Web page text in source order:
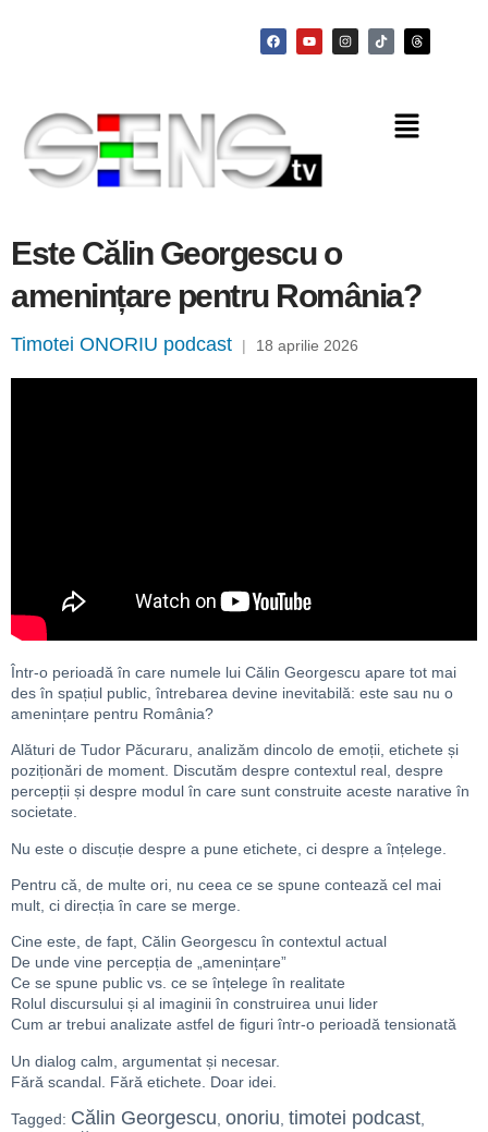
Este Călin Georgescu o
amenințare pentru România?
Timotei ONORIU podcast | 18 aprilie 2026
Într-o perioadă în care numele lui Călin Georgescu apare tot mai
des în spațiul public, întrebarea devine inevitabilă: este sau nu o
amenințare pentru România?
Alături de Tudor Păcuraru, analizăm dincolo de emoții, etichete și
poziționări de moment. Discutăm despre contextul real, despre
percepții și despre modul în care sunt construite aceste narative în
societate.
Nu este o discuție despre a pune etichete, ci despre a înțelege.
Pentru că, de multe ori, nu ceea ce se spune contează cel mai
mult, ci direcția în care se merge.
Cine este, de fapt, Călin Georgescu în contextul actual
De unde vine percepția de „amenințare”
Ce se spune public vs. ce se înțelege în realitate
Rolul discursului și al imaginii în construirea unui lider
Cum ar trebui analizate astfel de figuri într-o perioadă tensionată
Un dialog calm, argumentat și necesar.
Fără scandal. Fără etichete. Doar idei.
Tagged: Călin Georgescu onoriu timotei podcast